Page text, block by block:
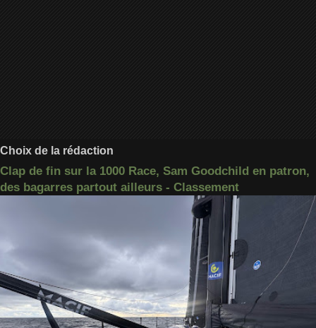
Choix de la rédaction
Clap de fin sur la 1000 Race, Sam Goodchild en patron,
des bagarres partout ailleurs - Classement